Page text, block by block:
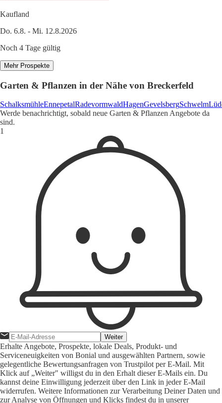
Kaufland
Do. 6.8. - Mi. 12.8.2026
Noch 4 Tage gültig
Mehr Prospekte
Garten & Pflanzen in der Nähe von Breckerfeld
SchalksmühleEnnepetalRadevormwaldHagenGevelsbergSchwelm
Werde benachrichtigt, sobald neue Garten & Pflanzen Angebote da
sind.
Weiter
Erhalte Angebote, Prospekte, lokale Deals, Produkt- und
Serviceneuigkeiten von Bonial und ausgewählten Partnern, sowie
gelegentliche Bewertungsanfragen von Trustpilot per E-Mail. Mit
Klick auf „Weiter" willigst du in den Erhalt dieser E-Mails ein. Du
kannst deine Einwilligung jederzeit über den Link in jeder E-Mail
widerrufen. Weitere Informationen zur Verarbeitung Deiner Daten und
zur Analyse von Öffnungen und Klicks findest du in unserer